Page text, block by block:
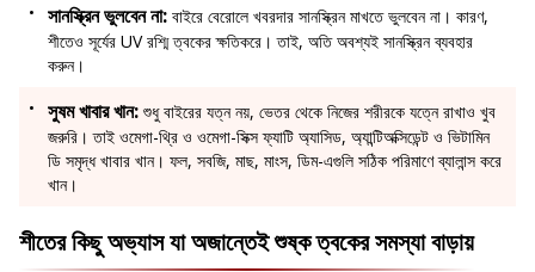
সানস্ক্রিন ভুলবেন না: বাইরে বেরোলে খবরদার সানস্ক্রিন মাখতে ভুলবেন না। কারণ,
শীতেও সূর্যের UV রশ্মি ত্বকের ক্ষতিকরে। তাই, অতি অবশ্যই সানস্ক্রিন ব্যবহার
করুন।
সুষম খাবার খান: শুধু বাইরের যত্ন নয়, ভেতর থেকে নিজের শরীরকে যত্নে রাখাও খুব
জরুরি। তাই ওমেগা-থ্রি ও ওমেগা-সিক্স ফ্যাটি অ্যাসিড, অ্যান্টিঅক্সিডেন্ট ও ভিটামিন
ডি সমৃদ্ধ খাবার খান। ফল, সবজি, মাছ, মাংস, ডিম-এগুলি সঠিক পরিমাণে ব্যালান্স করে
খান।
শীতের কিছু অভ্যাস যা অজান্তেই শুষ্ক ত্বকের সমস্যা বাড়ায়